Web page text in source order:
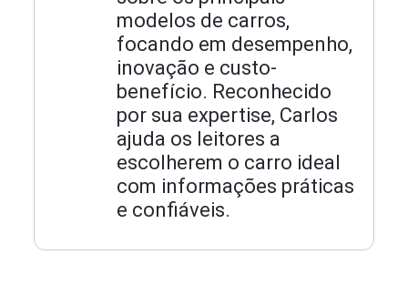
modelos de carros,
focando em desempenho,
inovação e custo-
benefício. Reconhecido
por sua expertise, Carlos
ajuda os leitores a
escolherem o carro ideal
com informações práticas
e confiáveis.